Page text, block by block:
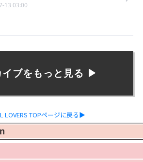
13 03:00
イブをもっと見る ▶︎
LOVERS TOPページに戻る▶